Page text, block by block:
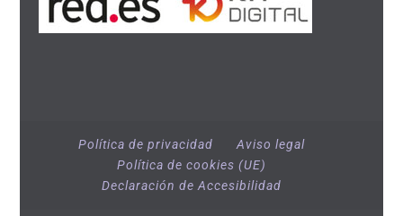
Política de privacidad
Aviso legal
Política de cookies (UE)
Declaración de Accesibilidad